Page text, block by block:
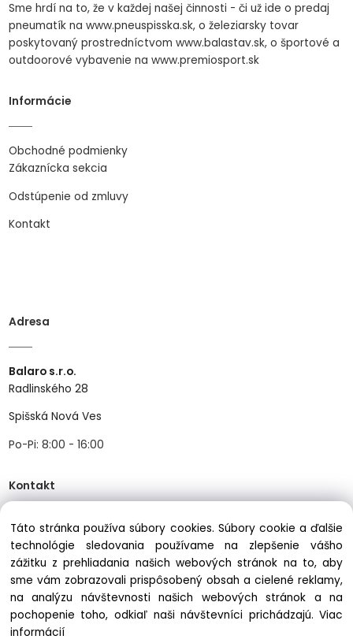
Sme hrdí na to, že v každej našej činnosti - či už ide o predaj
pneumatík na www.pneuspisska.sk, o železiarsky tovar
poskytovaný prostredníctvom www.balastav.sk, o športové a
outdoorové vybavenie na www.premiosport.sk
Informácie
Obchodné podmienky
Zákaznícka sekcia
Odstúpenie od zmluvy
Kontakt
Adresa
Balaro s.r.o.
Radlinského 28
Spišská Nová Ves
Po-Pi: 8:00 - 16:00
Kontakt
Tel:+421534466489
Mail:info@balastav.sk
Copyright © 2025 balastav.sk, All rights reserved
Táto stránka používa súbory cookies. Súbory cookie a ďalšie
technológie sledovania používame na zlepšenie vášho
zážitku z prehliadania našich webových stránok na to, aby
sme vám zobrazovali prispôsobený obsah a cielené reklamy,
na analýzu návštevnosti našich webových stránok a na
pochopenie toho, odkiaľ naši návštevníci prichádzajú.Viac
informácií